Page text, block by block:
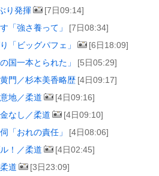
り発揮 [7日09:14]
「強さ養って」 [7日08:34]
「ビッグパフェ」 [6日18:09]
国一本とられた」 [5日05:29]
門／杉本美香略歴 [4日09:17]
地／柔道 [4日09:16]
なし／柔道 [4日09:10]
「おれの責任」 [4日08:06]
！／柔道 [4日02:45]
道 [3日23:09]